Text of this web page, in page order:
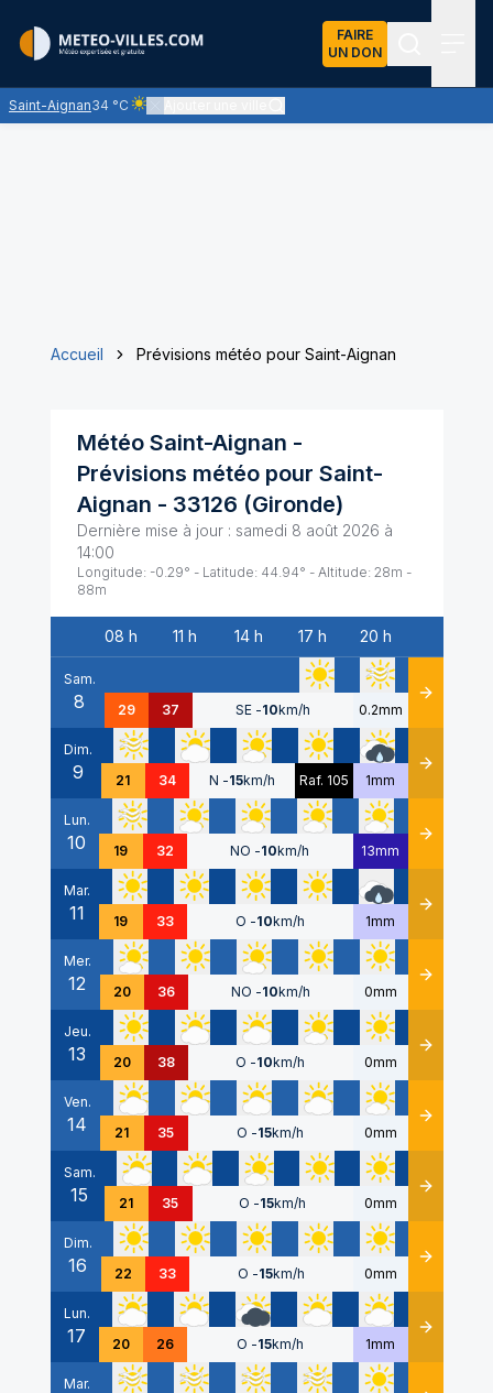
FAIRE
UN DON
Saint-Aignan34 °C
Ciel clair - quasiment pas de nuages et un soleil
Accueil Prévisions météo pour Saint-Aignan
Météo Saint-Aignan -
Prévisions météo pour Saint-
Aignan - 33126 (Gironde)
Dernière mise à jour : samedi 8 août 2026 à
14:00
Longitude: -0.29° - Latitude: 44.94° - Altitude: 28m -
88m
Date
08 h 11 h 14 h 17 h 20 h
Sam.
8 29 37 SE -10km/h 0.2mm Détails
Dim.
9 21 34 N -15km/h Raf. 105 1mm Détails
Lun.
10 19 32 NO -10km/h 13mm Détails
Mar.
11 19 33 O -10km/h 1mm Détails
Mer.
12 20 36 NO -10km/h 0mm Détails
Jeu.
13 20 38 O -10km/h 0mm Détails
Ven.
14 21 35 O -15km/h 0mm Détails
Sam.
15 21 35 O -15km/h 0mm Détails
Dim.
16 22 33 O -15km/h 0mm Détails
Lun.
17 20 26 O -15km/h 1mm Détails
Mar.